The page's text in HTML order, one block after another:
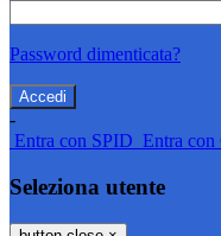
Password dimenticata?
-
Entra con SPID Entra con
Seleziona utente